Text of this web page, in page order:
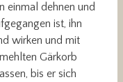
einmal dehnen und
ist, ihn
wirken und mit
Gärkorb
bis er sich